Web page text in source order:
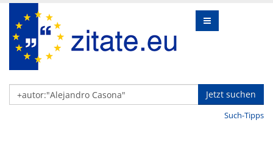
Jetzt suchen
Such-Tipps